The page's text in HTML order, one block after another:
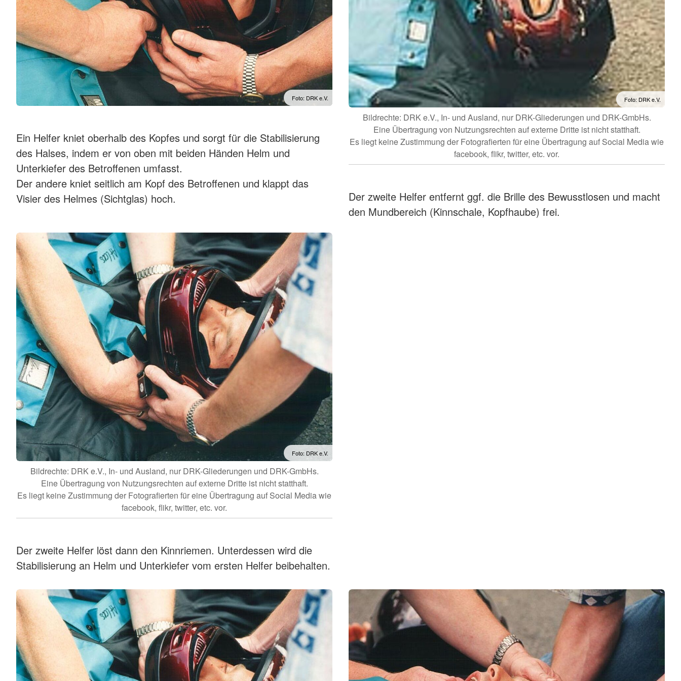
Foto: DRK e.V.
Ein Helfer kniet oberhalb des Kopfes und sorgt für die Stabilisierung
des Halses, indem er von oben mit beiden Händen Helm und
Unterkiefer des Betroffenen umfasst.
Der andere kniet seitlich am Kopf des Betroffenen und klappt das
Visier des Helmes (Sichtglas) hoch.
Foto: DRK e.V.
Bildrechte: DRK e.V., In- und Ausland, nur DRK-Gliederungen und DRK-GmbHs.
Eine Übertragung von Nutzungsrechten auf externe Dritte ist nicht statthaft.
Es liegt keine Zustimmung der Fotografierten für eine Übertragung auf Social Media wie
facebook, flikr, twitter, etc. vor.
Der zweite Helfer löst dann den Kinnriemen. Unterdessen wird die
Stabilisierung an Helm und Unterkiefer vom ersten Helfer beibehalten.
Foto: DRK e.V.
Bildrechte: DRK e.V., In- und Ausland, nur DRK-Gliederungen und DRK-GmbHs.
Eine Übertragung von Nutzungsrechten auf externe Dritte ist nicht statthaft.
Es liegt keine Zustimmung der Fotografierten für eine Übertragung auf Social Media wie
facebook, flikr, twitter, etc. vor.
Der zweite Helfer entfernt ggf. die Brille des Bewusstlosen und macht
den Mundbereich (Kinnschale, Kopfhaube) frei.